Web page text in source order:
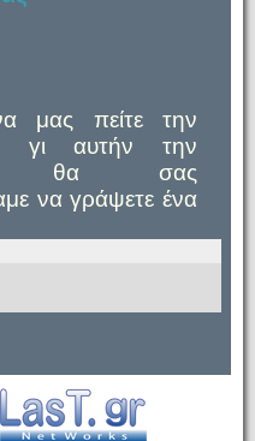
μας πείτε την
γι αυτήν την
θα σας
να γράψετε ένα